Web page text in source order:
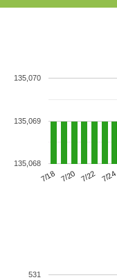
7/18 7/20 7/22 7/24
135,068
135,069
135,070
531